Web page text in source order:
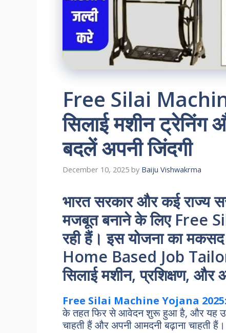
Free Silai
सिलाई मशीन
बदलें अपनी जिंदगी
December 10, 2025 by Baiju Vishwakrma
भारत सरकार और कई राज्य
मजबूत बनाने के लिए Free
रही हैं। इस योजना का
Home Based Job
सिलाई मशीन, प्रशिक्षण, और
Free Silai Machine Yojana 2025:
के तहत फिर से आवेदन शुरू हुआ है, और यह उन
चाहती हैं और अपनी आमदनी बढ़ाना चाहती हैं।